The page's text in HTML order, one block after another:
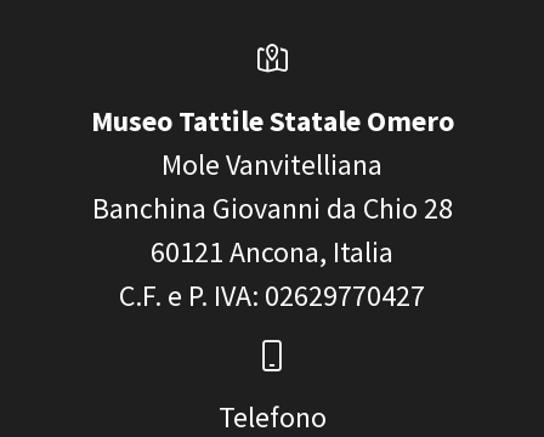
Museo Tattile Statale Omero
Mole Vanvitelliana
Banchina Giovanni da Chio 28
60121Ancona, Italia
C.F. e P. IVA: 02629770427
Telefono